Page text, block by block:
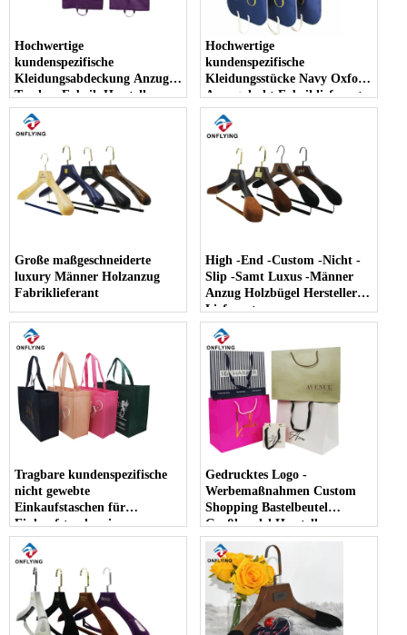
Hochwertige
kundenspezifische
Kleidungsabdeckung Anzug
Taschen Fabrik Hersteller
Hochwertige
kundenspezifische
Kleidungsstücke Navy Oxford
Anzug deckt Fabriklieferant
ab
Große maßgeschneiderte
luxury Männer Holzanzug
Fabriklieferant
High -End -Custom -Nicht -
Slip -Samt Luxus -Männer
Anzug Holzbügel Hersteller
Lieferant
Tragbare kundenspezifische
nicht gewebte
Einkaufstaschen für
Einkaufstaschen im
Großhandel
Gedrucktes Logo -
Werbemaßnahmen Custom
Shopping Bastelbeutel
Großhandel Hersteller